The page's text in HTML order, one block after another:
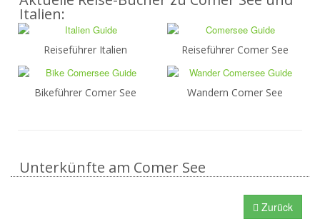
Italien:
Reiseführer Italien Reiseführer Comer See
Bikeführer Comer See Wandern Comer See
Unterkünfte am Comer See
Zurück